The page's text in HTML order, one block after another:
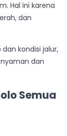
Hal ini karena
dan
kondisi jalur,
dan
Semua